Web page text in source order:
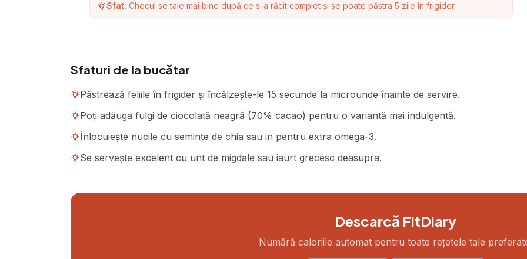
Sfat: Checul se taie mai bine după ce s-a răcit complet și se poate păstra 5 zile în frigider.
Sfaturi de la bucătar
Păstrează feliile în frigider și încălzește-le 15 secunde la microunde înainte de servire.
Poți adăuga fulgi de ciocolată neagră (70% cacao) pentru o variantă mai indulgentă.
Înlocuiește nucile cu semințe de chia sau in pentru extra omega-3.
Se servește excelent cu unt de migdale sau iaurt grecesc deasupra.
Descarcă FitDiary
Numără caloriile automat pentru toate rețetele tale